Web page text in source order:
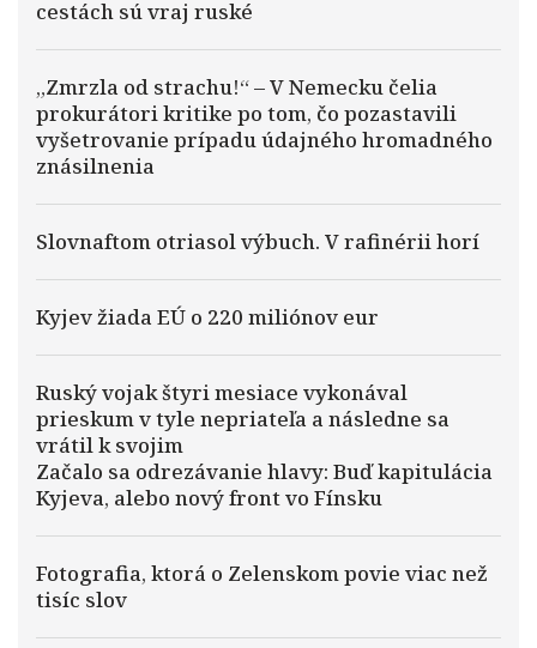
cestách sú vraj ruské
„Zmrzla od strachu!“ – V Nemecku čelia
prokurátori kritike po tom, čo pozastavili
vyšetrovanie prípadu údajného hromadného
znásilnenia
Slovnaftom otriasol výbuch. V rafinérii horí
Kyjev žiada EÚ o 220 miliónov eur
Ruský vojak štyri mesiace vykonával
prieskum v tyle nepriateľa a následne sa
vrátil k svojim
Začalo sa odrezávanie hlavy: Buď kapitulácia
Kyjeva, alebo nový front vo Fínsku
Fotografia, ktorá o Zelenskom povie viac než
tisíc slov